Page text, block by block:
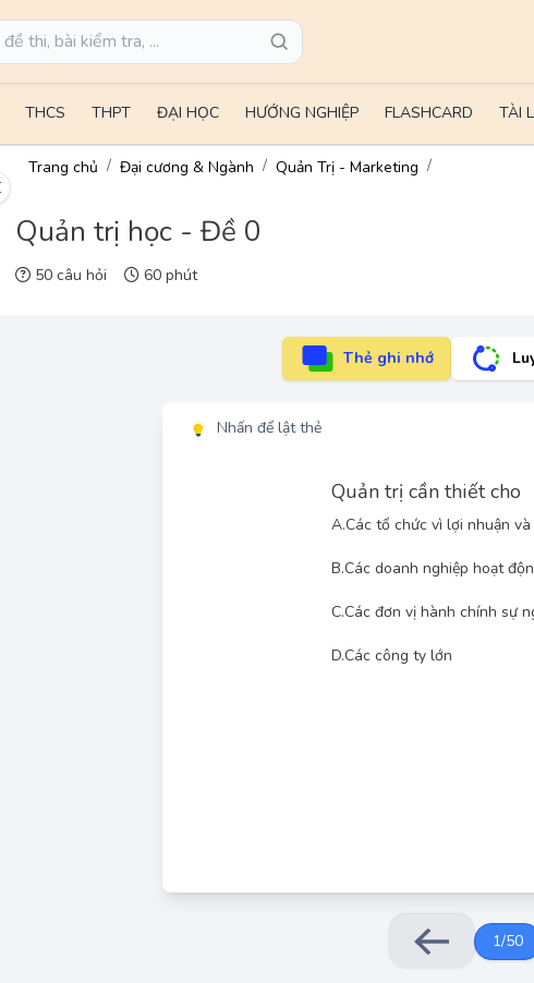
THCS THPT ĐẠI HỌC HƯỚNG NGHIỆP FLASHCARD TÀI
Trang chủ Đại cương & Ngành Quản Trị - Marketing
Quản trị học - Đề 0
50 câu hỏi 60 phút
Thẻ ghi nhớ
Nhấn để lật thẻ
Quản trị cần thiết cho
A.Các tổ chức vì lợi nhuận
B.Các doanh nghiệp hoạt
C.Các đơn vị hành chính sự
D.Các công ty lớn
chức để đạt được các mục tiêu của nó. Nó cần
1/50